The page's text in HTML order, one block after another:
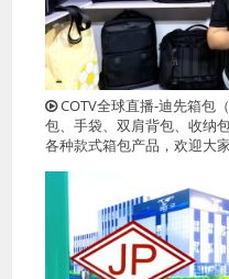
COTV全球直播-迪先箱包
包、手袋、双肩背包、收纳
各种款式箱包产品，欢迎大